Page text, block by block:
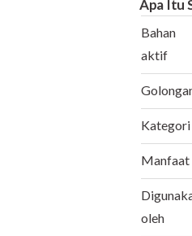
Apa Itu
Bahan
aktif
Kategori
Manfaat
oleh